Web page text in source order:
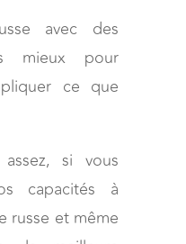
avec des
mieux pour
ce que
si vous
capacités à
russe et même